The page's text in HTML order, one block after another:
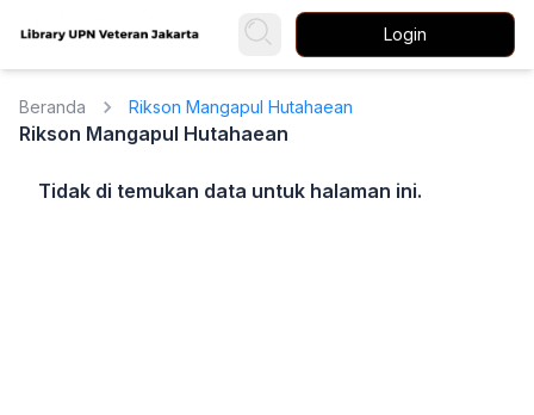
Login
Beranda Rikson Mangapul Hutahaean
Rikson Mangapul Hutahaean
Tidak di temukan data untuk halaman ini.